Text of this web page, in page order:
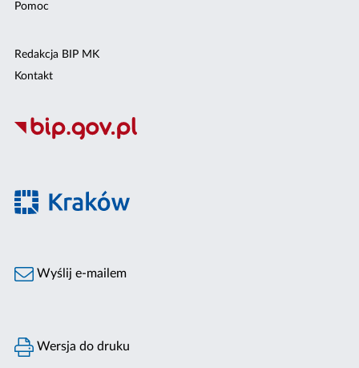
Pomoc
Redakcja BIP MK
Kontakt
Wyślij e-mailem
Wersja do druku